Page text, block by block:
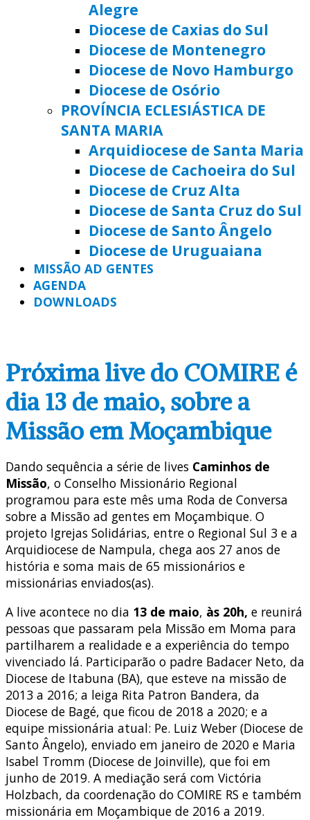
Alegre
Diocese de Caxias do Sul
Diocese de Montenegro
Diocese de Novo Hamburgo
Diocese de Osório
PROVÍNCIA ECLESIÁSTICA DE
SANTA MARIA
Arquidiocese de Santa Maria
Diocese de Cachoeira do Sul
Diocese de Cruz Alta
Diocese de Santa Cruz do Sul
Diocese de Santo Ângelo
Diocese de Uruguaiana
MISSÃO AD GENTES
AGENDA
DOWNLOADS
Próxima live do COMIRE é
dia 13 de maio, sobre a
Missão em Moçambique
Dando sequência a série de lives Caminhos de
Missão, o Conselho Missionário Regional
programou para este mês uma Roda de Conversa
sobre a Missão ad gentes em Moçambique. O
projeto Igrejas Solidárias, entre o Regional Sul 3 e a
Arquidiocese de Nampula, chega aos 27 anos de
história e soma mais de 65 missionários e
missionárias enviados(as).
A live acontece no dia 13 de maio, às 20h, e reunirá
pessoas que passaram pela Missão em Moma para
partilharem a realidade e a experiência do tempo
vivenciado lá. Participarão o padre Badacer Neto, da
Diocese de Itabuna (BA), que esteve na missão de
2013 a 2016; a leiga Rita Patron Bandera, da
Diocese de Bagé, que ficou de 2018 a 2020; e a
equipe missionária atual: Pe. Luiz Weber (Diocese de
Santo Ângelo), enviado em janeiro de 2020 e Maria
Isabel Tromm (Diocese de Joinville), que foi em
junho de 2019. A mediação será com Victória
Holzbach, da coordenação do COMIRE RS e também
missionária em Moçambique de 2016 a 2019.